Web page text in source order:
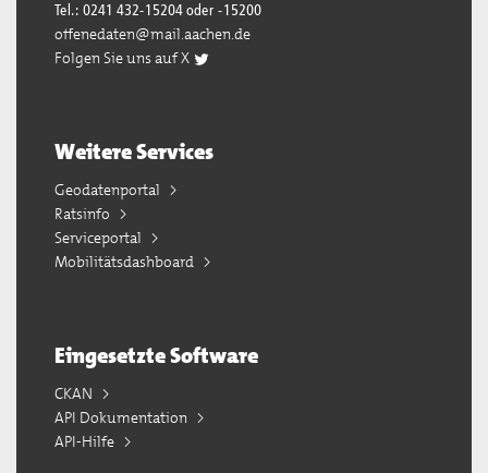
Tel.: 0241 432-15204 oder -15200
offenedaten@mail.aachen.de
Folgen Sie uns auf X
Weitere Services
Geodatenportal
Ratsinfo
Serviceportal
Mobilitätsdashboard
Eingesetzte Software
CKAN
API Dokumentation
API-Hilfe